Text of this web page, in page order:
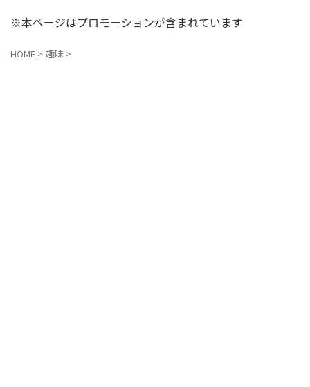
※本ページはプロモーションが含まれています
HOME > 趣味 >